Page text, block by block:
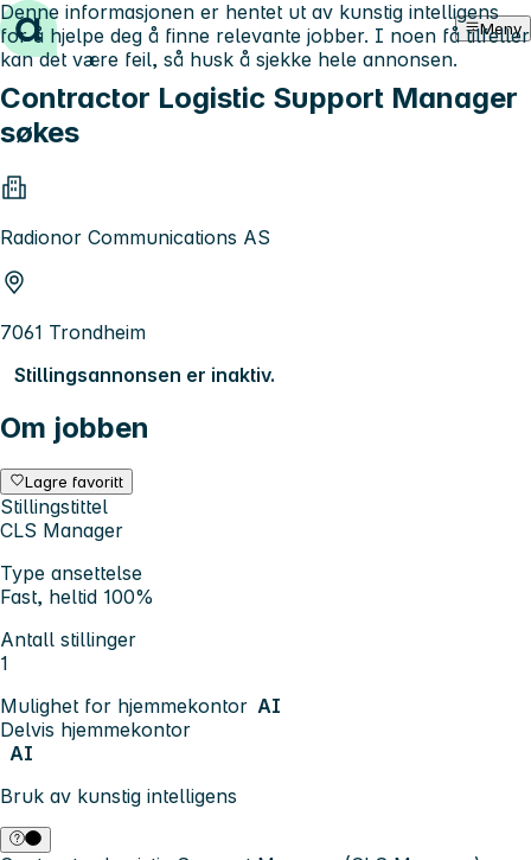
Hopp til innhold Meny
Contractor Logistic Support Manager
søkes
Radionor Communications AS
7061 Trondheim
Stillingsannonsen er inaktiv.
Om jobben
Lagre favoritt
Stillingstittel
CLS Manager
Type ansettelse
Fast, heltid 100%
Antall stillinger
1
Mulighet for hjemmekontor AI
Delvis hjemmekontor
AI
Bruk av kunstig intelligens
Denne informasjonen er hentet ut av kunstig intelligens
for å hjelpe deg å finne relevante jobber. I noen få tilfeller
kan det være feil, så husk å sjekke hele annonsen.